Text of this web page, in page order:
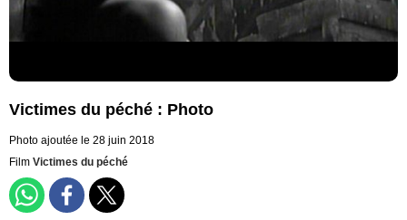
Victimes du péché : Photo
Photo ajoutée le 28 juin 2018
Film Victimes du péché